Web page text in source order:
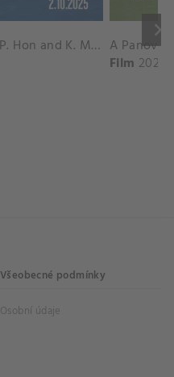
keyboard_arrow_right
A. Krunic and A. Danilina vs. P. Hon and K. Muchova Match Highlights - BEIJING_Capital Group Diamond ( October 02, 2025)
Film 2026
Všeobecné podmínky
Osobní údaje